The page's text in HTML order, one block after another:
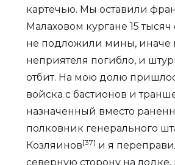
картечью. Мы оставили
Малаховом кургане 15
не подложили мины, иначе
неприятеля погибло, и
отбит. На мою долю
войска с бастионов и
назначенный вместо
полковник генерального
Козляинов[37] и я
северную сторону на лодке,